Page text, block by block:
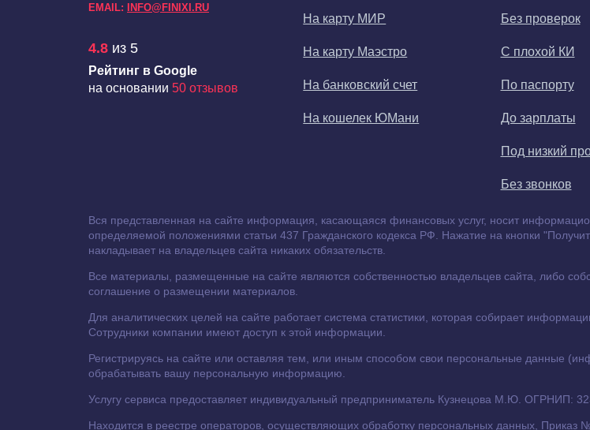
EMAIL: INFO@FINIXI.RU
4.8 из 5
Рейтинг в Google
на основании 50 отзывов
На карту МИР
На карту Маэстро
На банковский счет
На кошелек ЮМани
Без проверок
С плохой КИ
По паспорту
До зарплаты
Под низкий
Без звонков
Вся представленная на сайте информация, касающаяся финансовых услуг, носит
определяемой положениями статьи 437 Гражданского кодекса РФ. Нажатие на кнопки
накладывает на владельцев сайта никаких обязательств.
Все материалы, размещенные на сайте являются собственностью владельцев сайта, либо
соглашение о размещении материалов.
Для аналитических целей на сайте работает система статистики, которая собирает
Сотрудники компании имеют доступ к этой информации.
Регистрируясь на сайте или оставляя тем, или иным способом свои персональные данные
обрабатывать вашу персональную информацию.
Услугу сервиса предоставляет индивидуальный предприниматель Кузнецова М.Ю. ОГРНИП:
Находится в реестре операторов, осуществляющих обработку персональных данных,